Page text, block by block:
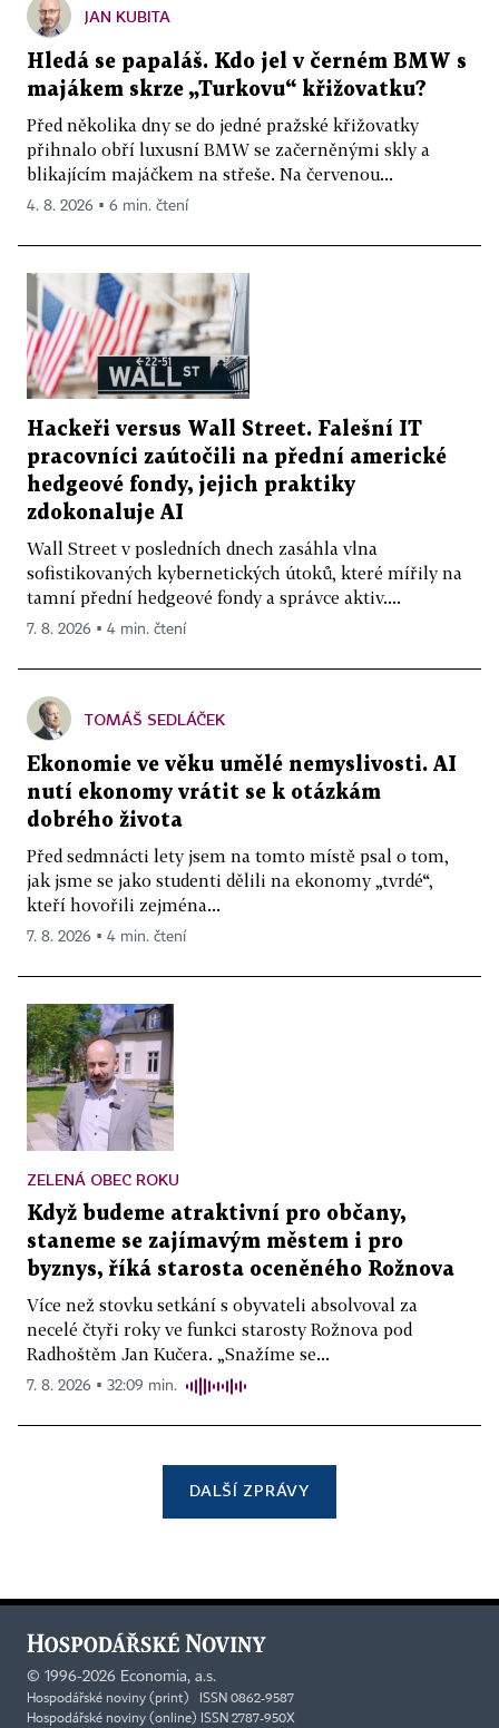
JAN KUBITA
Hledá se papaláš. Kdo jel v černém BMW s
majákem skrze „Turkovu“ křižovatku?
Před několika dny se do jedné pražské křižovatky
přihnalo obří luxusní BMW se začerněnými skly a
blikajícím majáčkem na střeše. Na červenou...
4. 8. 2026 ▪ 6 min. čtení
Hackeři versus Wall Street. Falešní IT
pracovníci zaútočili na přední americké
hedgeové fondy, jejich praktiky
zdokonaluje AI
Wall Street v posledních dnech zasáhla vlna
sofistikovaných kybernetických útoků, které mířily na
tamní přední hedgeové fondy a správce aktiv....
7. 8. 2026 ▪ 4 min. čtení
TOMÁŠ SEDLÁČEK
Ekonomie ve věku umělé nemyslivosti. AI
nutí ekonomy vrátit se k otázkám
dobrého života
Před sedmnácti lety jsem na tomto místě psal o tom,
jak jsme se jako studenti dělili na ekonomy „tvrdé“,
kteří hovořili zejména...
7. 8. 2026 ▪ 4 min. čtení
ZELENÁ OBEC ROKU
Když budeme atraktivní pro občany,
staneme se zajímavým městem i pro
byznys, říká starosta oceněného Rožnova
Více než stovku setkání s obyvateli absolvoval za
necelé čtyři roky ve funkci starosty Rožnova pod
Radhoštěm Jan Kučera. „Snažíme se...
7. 8. 2026 ▪ 32:09 min.
DALŠÍ ZPRÁVY
© 1996-2026 Economia, a.s.
Hospodářské noviny (print) ISSN 0862-9587
Hospodářské noviny (online) ISSN 2787-950X